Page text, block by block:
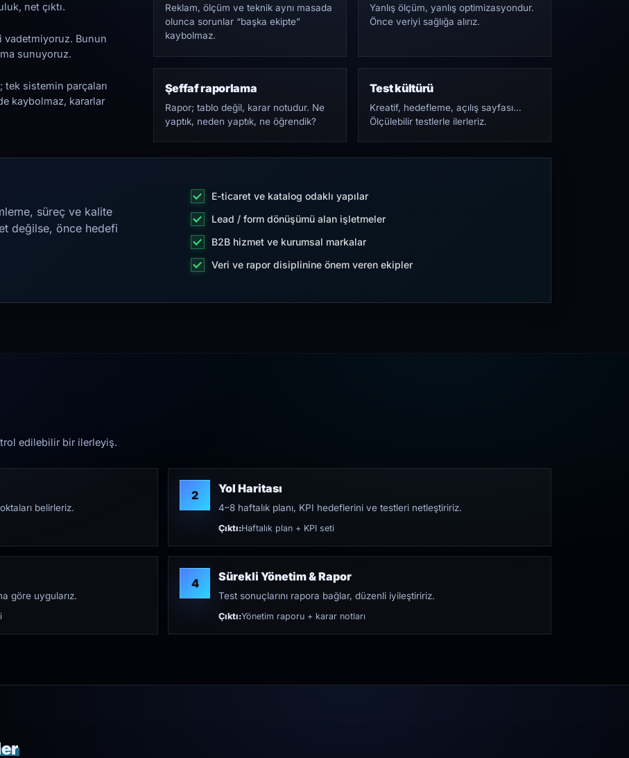
net çıktı.
vadetmiyoruz. Bunun
sunuyoruz.
tek sistemin parçaları
kaybolmaz, kararlar
Reklam, ölçüm ve teknik aynı masada
olunca sorunlar “başka ekipte”
kaybolmaz.
Yanlış ölçüm, yanlış optimizasyondur.
Önce veriyi sağlığa alırız.
Şeffaf raporlama
Rapor; tablo değil, karar notudur. Ne
yaptık, neden yaptık, ne öğrendik?
Test kültürü
Kreatif, hedefleme, açılış sayfası…
Ölçülebilir testlerle ilerleriz.
süreç ve kalite
değilse, önce hedefi
E-ticaret ve katalog odaklı yapılar
Lead / form dönüşümü alan işletmeler
B2B hizmet ve kurumsal markalar
Veri ve rapor disiplinine önem veren ekipler
edilebilir bir ilerleyiş.
belirleriz.
2 Yol Haritası
4–8 haftalık planı, KPI hedeflerini ve testleri netleştiririz.
Çıktı:Haftalık plan + KPI seti
göre uygularız.
4 Sürekli Yönetim & Rapor
Test sonuçlarını rapora bağlar, düzenli iyileştiririz.
Çıktı:Yönetim raporu + karar notları